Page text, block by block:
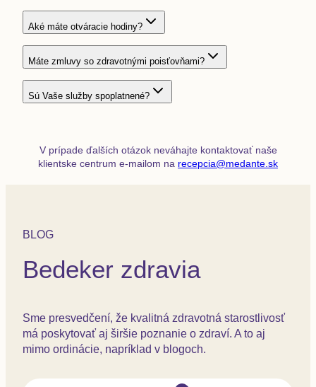
Aké máte otváracie hodiny?
Máte zmluvy so zdravotnými poisťovňami?
Sú Vaše služby spoplatnené?
V prípade ďalších otázok neváhajte kontaktovať naše
klientske centrum e-mailom na recepcia@medante.sk
BLOG
Bedeker zdravia
Sme presvedčení, že kvalitná zdravotná starostlivosť
má poskytovať aj širšie poznanie o zdraví. A to aj
mimo ordinácie, napríklad v blogoch.